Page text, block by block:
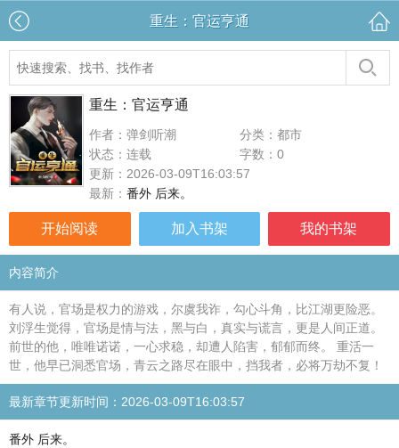
重生：官运亨通
重生：官运亨通
作者：弹剑听潮
分类：都市
状态：连载
字数：0
更新：2026-03-09T16:03:57
最新： 番外 后来。
开始阅读 加入书架 我的书架
内容简介
有人说，官场是权力的游戏，尔虞我诈，勾心斗角，比江湖更险恶。
刘浮生觉得，官场是情与法，黑与白，真实与谎言，更是人间正道。
前世的他，唯唯诺诺，一心求稳，却遭人陷害，郁郁而终。 重活一
世，他早已洞悉官场，青云之路尽在眼中，挡我者，必将万劫不复！
最新章节更新时间：2026-03-09T16:03:57
番外 后来。